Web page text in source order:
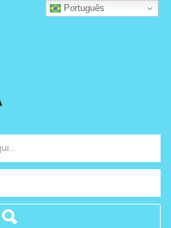
Português